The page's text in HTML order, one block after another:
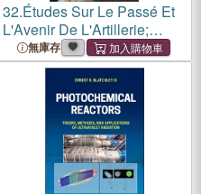
32.Études Sur Le Passé Et
L'Avenir De L'Artillerie;
Volume 1
無庫存